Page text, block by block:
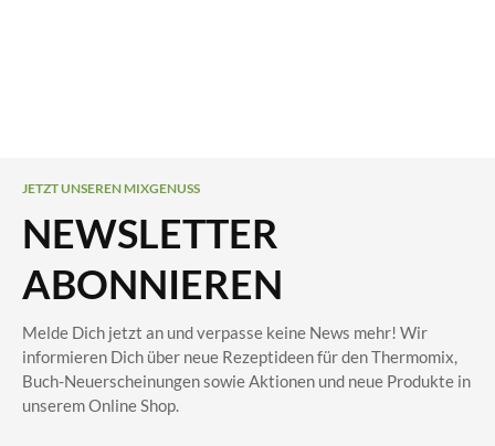
JETZT UNSEREN MIXGENUSS
NEWSLETTER
ABONNIEREN
Melde Dich jetzt an und verpasse keine News mehr! Wir
informieren Dich über neue Rezeptideen für den Thermomix,
Buch-Neuerscheinungen sowie Aktionen und neue Produkte in
unserem Online Shop.